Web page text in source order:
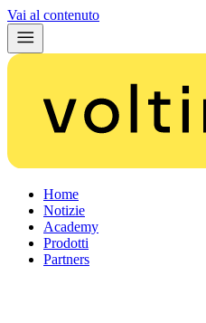
Vai al contenuto
Home
Notizie
Academy
Prodotti
Partners